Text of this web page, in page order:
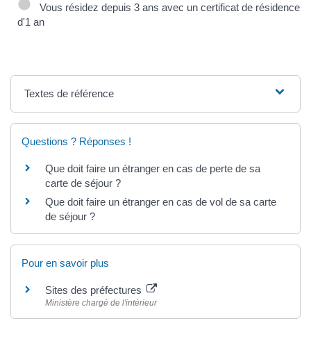
Vous résidez depuis 3 ans avec un certificat de résidence
d'1 an
Textes de référence
Questions ? Réponses !
Que doit faire un étranger en cas de perte de sa
carte de séjour ?
Que doit faire un étranger en cas de vol de sa carte
de séjour ?
Pour en savoir plus
Sites des préfectures
Ministère chargé de l'intérieur